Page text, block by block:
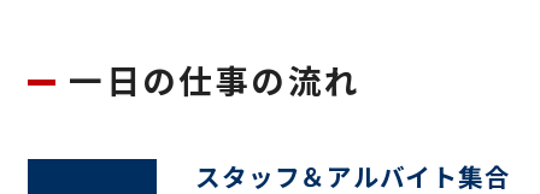
一日の仕事の流れ
スタッフ＆アルバイト集合